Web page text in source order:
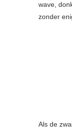
wave,
zonder
Als de